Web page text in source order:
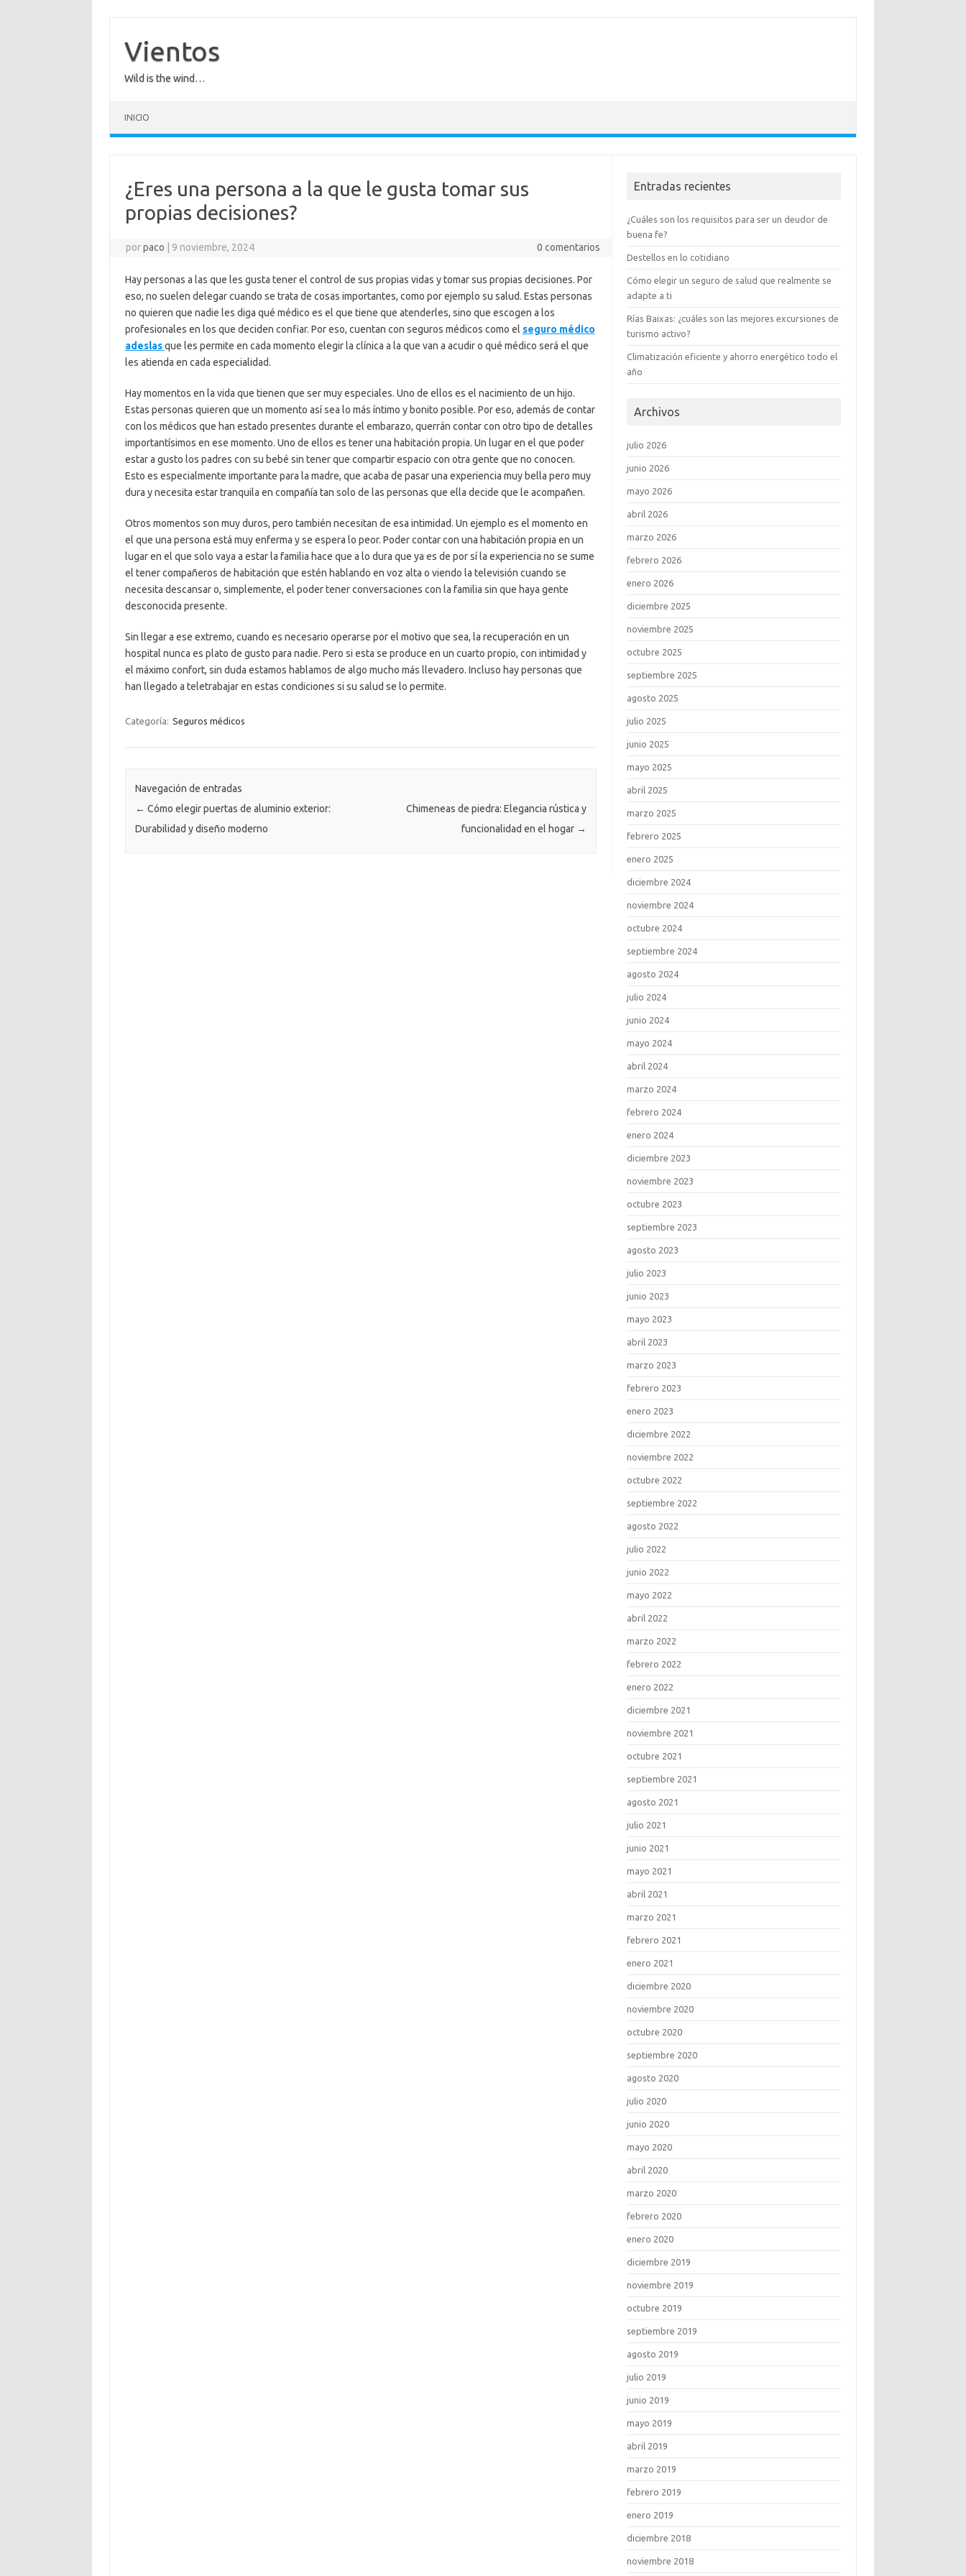
contenido
Vientos
Wild is the wind…
INICIO
¿Eres una persona a la que le gusta tomar sus
propias decisiones?
porpaco 9 noviembre, 2024 0 comentarios
Hay personas a las que les gusta tener el control de sus propias vidas y tomar sus propias decisiones. Por
eso, no suelen delegar cuando se trata de cosas importantes, como por ejemplo su salud. Estas personas
no quieren que nadie les diga qué médico es el que tiene que atenderles, sino que escogen a los
profesionales en los que deciden confiar. Por eso, cuentan con seguros médicos como el seguro médico
adeslasque les permite en cada momento elegir la clínica a la que van a acudir o qué médico será el que
les atienda en cada especialidad.
Hay momentos en la vida que tienen que ser muy especiales. Uno de ellos es el nacimiento de un hijo.
Estas personas quieren que un momento así sea lo más íntimo y bonito posible. Por eso, además de contar
con los médicos que han estado presentes durante el embarazo, querrán contar con otro tipo de detalles
importantísimos en ese momento. Uno de ellos es tener una habitación propia. Un lugar en el que poder
estar a gusto los padres con su bebé sin tener que compartir espacio con otra gente que no conocen.
Esto es especialmente importante para la madre, que acaba de pasar una experiencia muy bella pero muy
dura y necesita estar tranquila en compañía tan solo de las personas que ella decide que le acompañen.
Otros momentos son muy duros, pero también necesitan de esa intimidad. Un ejemplo es el momento en
el que una persona está muy enferma y se espera lo peor. Poder contar con una habitación propia en un
lugar en el que solo vaya a estar la familia hace que a lo dura que ya es de por sí la experiencia no se sume
el tener compañeros de habitación que estén hablando en voz alta o viendo la televisión cuando se
necesita descansar o, simplemente, el poder tener conversaciones con la familia sin que haya gente
desconocida presente.
Sin llegar a ese extremo, cuando es necesario operarse por el motivo que sea, la recuperación en un
hospital nunca es plato de gusto para nadie. Pero si esta se produce en un cuarto propio, con intimidad y
el máximo confort, sin duda estamos hablamos de algo mucho más llevadero. Incluso hay personas que
han llegado a teletrabajar en estas condiciones si su salud se lo permite.
Categoría: Seguros médicos
Navegación de entradas
← Cómo elegir puertas de aluminio exterior:
Durabilidad y diseño moderno
Chimeneas de piedra: Elegancia rústica y
funcionalidad en el hogar →
Entradas recientes
¿Cuáles son los requisitos para ser un deudor de
buena fe?
Destellos en lo cotidiano
Cómo elegir un seguro de salud que realmente se
adapte a ti
Rías Baixas: ¿cuáles son las mejores excursiones de
turismo activo?
Climatización eficiente y ahorro energético todo el
año
Archivos
julio 2026
junio 2026
mayo 2026
abril 2026
marzo 2026
febrero 2026
enero 2026
diciembre 2025
noviembre 2025
octubre 2025
septiembre 2025
agosto 2025
julio 2025
junio 2025
mayo 2025
abril 2025
marzo 2025
febrero 2025
enero 2025
diciembre 2024
noviembre 2024
octubre 2024
septiembre 2024
agosto 2024
julio 2024
junio 2024
mayo 2024
abril 2024
marzo 2024
febrero 2024
enero 2024
diciembre 2023
noviembre 2023
octubre 2023
septiembre 2023
agosto 2023
julio 2023
junio 2023
mayo 2023
abril 2023
marzo 2023
febrero 2023
enero 2023
diciembre 2022
noviembre 2022
octubre 2022
septiembre 2022
agosto 2022
julio 2022
junio 2022
mayo 2022
abril 2022
marzo 2022
febrero 2022
enero 2022
diciembre 2021
noviembre 2021
octubre 2021
septiembre 2021
agosto 2021
julio 2021
junio 2021
mayo 2021
abril 2021
marzo 2021
febrero 2021
enero 2021
diciembre 2020
noviembre 2020
octubre 2020
septiembre 2020
agosto 2020
julio 2020
junio 2020
mayo 2020
abril 2020
marzo 2020
febrero 2020
enero 2020
diciembre 2019
noviembre 2019
octubre 2019
septiembre 2019
agosto 2019
julio 2019
junio 2019
mayo 2019
abril 2019
marzo 2019
febrero 2019
enero 2019
diciembre 2018
noviembre 2018